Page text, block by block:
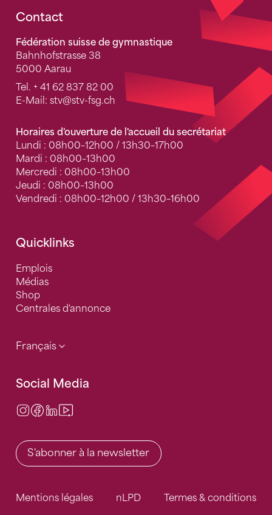
Fusszeile
Contact
Fédération suisse de gymnastique
Bahnhofstrasse 38
5000 Aarau
Tel. + 41 62 837 82 00
E-Mail: stv@stv-fsg.ch
Horaires d'ouverture de l'accueil du secrétariat
Lundi : 08h00–12h00 / 13h30–17h00
Mardi : 08h00–13h00
Mercredi : 08h00–13h00
Jeudi : 08h00–13h00
Vendredi : 08h00–12h00 / 13h30–16h00
Quicklinks
Emplois
Médias
Shop
Centrales d'annonce
Français
Social Media
Instagram
Facebook
LinkedIn
S'abonner à la newsletter
Mentions légales nLPD Termes & conditions